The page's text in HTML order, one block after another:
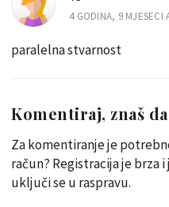
4 GODINA, 9 MJESECI
paralelna stvarnost
Komentiraj, znaš
Za komentiranje je
račun? Registracija je brza
uključi se u raspravu.